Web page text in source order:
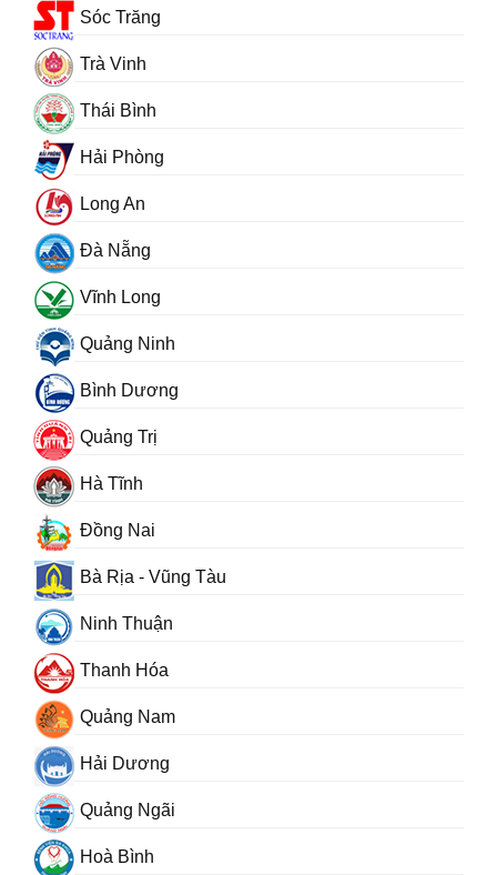
Sóc Trăng
Trà Vinh
Thái Bình
Hải Phòng
Long An
Đà Nẵng
Vĩnh Long
Quảng Ninh
Bình Dương
Quảng Trị
Hà Tĩnh
Đồng Nai
Bà Rịa - Vũng Tàu
Ninh Thuận
Thanh Hóa
Quảng Nam
Hải Dương
Quảng Ngãi
Hoà Bình